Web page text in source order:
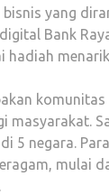
yang
Bank
hadiah
masyarakat.
5 negara.
mulai